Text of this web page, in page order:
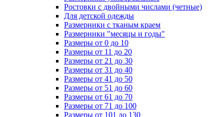
Ростовки с двойными числами (четные)
Для детской одежды
Размерники с тканым краем
Размерники "месяцы и годы"
Размеры от 0 до 10
Размеры от 11 до 20
Размеры от 21 до 30
Размеры от 31 до 40
Размеры от 41 до 50
Размеры от 51 до 60
Размеры от 61 до 70
Размеры от 71 до 100
Размеры от 101 до 130